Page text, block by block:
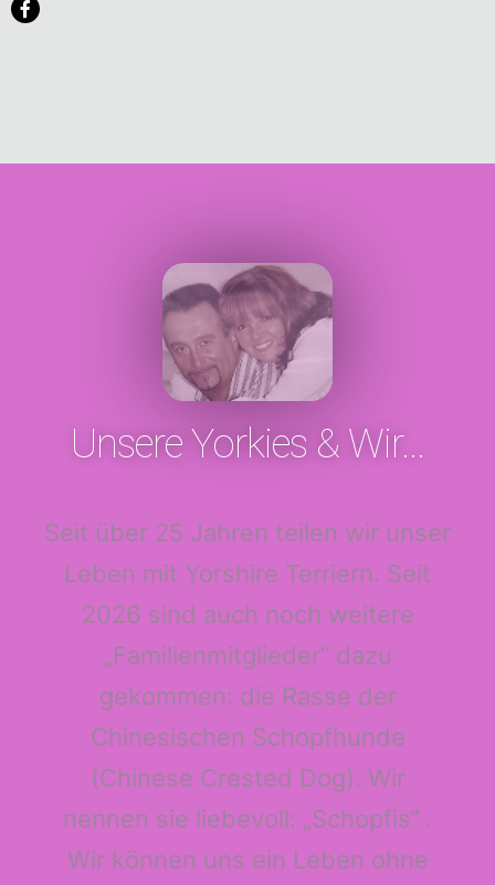
Unsere Yorkies & Wir...
Seit über 25 Jahren teilen wir unser
Leben mit Yorshire Terriern. Seit
2026 sind auch noch weitere
„Familienmitglieder“ dazu
gekommen: die Rasse der
Chinesischen Schopfhunde
(Chinese Crested Dog). Wir
nennen sie liebevoll: „Schopfis“ .
Wir können uns ein Leben ohne